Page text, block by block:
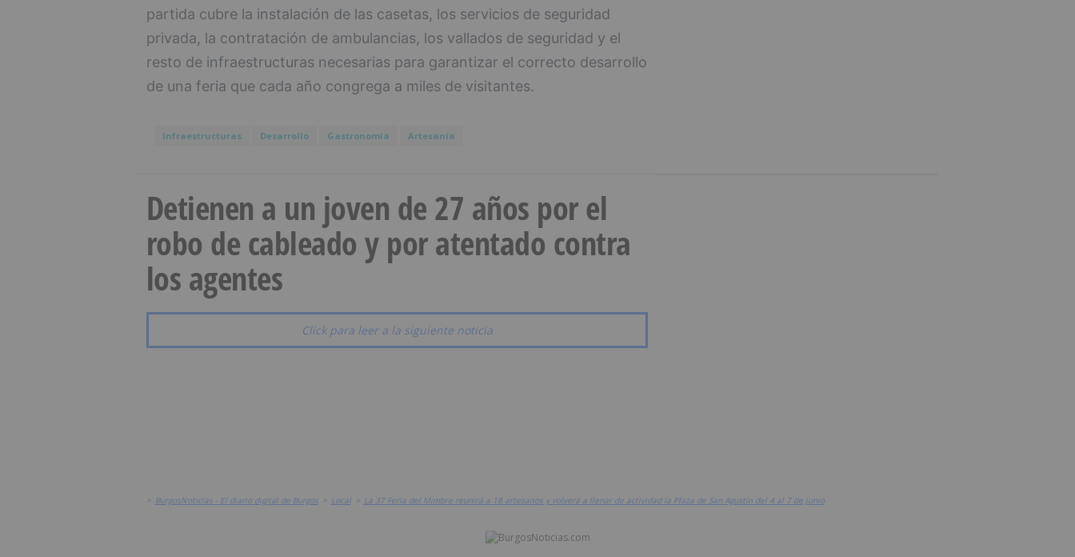
partida cubre la instalación de las casetas, los servicios de seguridad
privada, la contratación de ambulancias, los vallados de seguridad y el
resto de infraestructuras necesarias para garantizar el correcto desarrollo
de una feria que cada año congrega a miles de visitantes.
Infraestructuras Desarrollo Gastronomía Artesanía
Detienen a un joven de 27 años por el
robo de cableado y por atentado contra
los agentes
Click para leer a la siguiente noticia
> BurgosNoticias - El diario digital de Burgos > Local > La 37 Feria del Mimbre reunirá a 18 artesanos y volverá a llenar de actividad la Plaza de San Agustín del 4 al 7 de junio